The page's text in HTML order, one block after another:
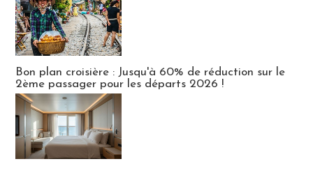
Bon plan croisière : Jusqu'à 60% de réduction sur le
2ème passager pour les départs 2026 !